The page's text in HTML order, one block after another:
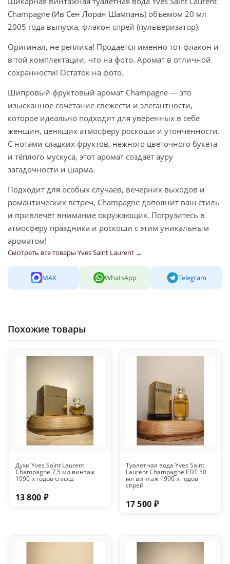
Champagne (Ив Сен Лоран Шампань) объёмом 20 мл
2005 года выпуска, флакон спрей (пульверизатор).
Оригинал, не реплика! Продаётся именно тот флакон и
в той комплектации, что на фото. Аромат в отличной
сохранности! Остаток на фото.
Шипровый фруктовый аромат Champagne — это
изысканное сочетание свежести и элегантности,
которое идеально подходит для уверенных в себе
женщин, ценящих атмосферу роскоши и утончённости.
С нотами сладких фруктов, нежного цветочного букета
и тёплого мускуса, этот аромат создаёт ауру
загадочности и шарма.
Подходит для особых случаев, вечерних выходов и
романтических встреч, Champagne дополнит ваш стиль
и привлечёт внимание окружающих. Погрузитесь в
атмосферу праздника и роскоши с этим уникальным
ароматом!
Смотреть все товары Yves Saint Laurent →
MAX WhatsApp Telegram
Похожие товары
Духи Yves Saint Laurent
Champagne 7,5 мл винтаж
1990-х годов сплэш
13 800 ₽
Туалетная вода Yves Saint
Laurent Champagne EDT 50
мл винтаж 1990-х годов
спрей
17 500 ₽